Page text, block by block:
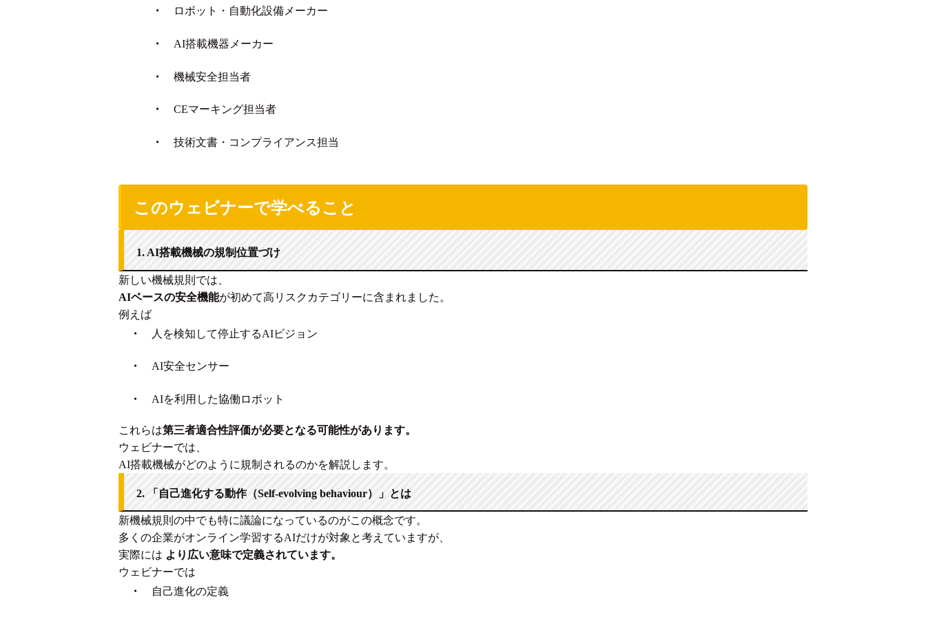
・ ロボット・自動化設備メーカー
・ AI搭載機器メーカー
・ 機械安全担当者
・ CEマーキング担当者
・ 技術文書・コンプライアンス担当
このウェビナーで学べること
1. AI搭載機械の規制位置づけ
新しい機械規則では、
AIベースの安全機能が初めて高リスクカテゴリーに含まれました。
例えば
・
人を検知して停止するAIビジョン
・ AI安全センサー
・ AIを利用した協働ロボット
これらは第三者適合性評価が必要となる可能性があります。
ウェビナーでは、
AI搭載機械がどのように規制されるのかを解説します。
2. 「自己進化する動作（Self-evolving behaviour）」とは
新機械規則の中でも特に議論になっているのがこの概念です。
多くの企業がオンライン学習するAIだけが対象 と考えていますが、
実際には より広い意味で定義されています。
ウェビナーでは
・
自己進化の定義